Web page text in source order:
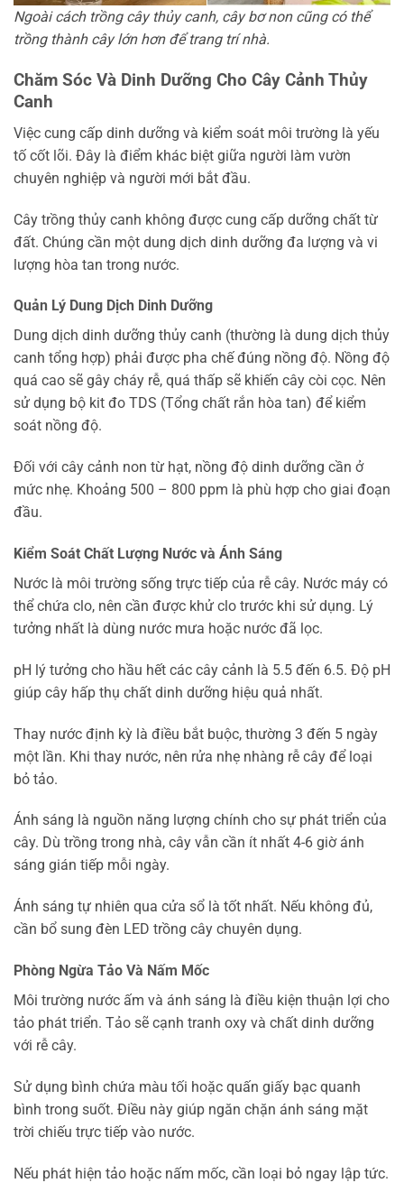
Ngoài cách trồng cây thủy canh, cây bơ non cũng có thể
trồng thành cây lớn hơn để trang trí nhà.
Chăm Sóc Và Dinh Dưỡng Cho Cây Cảnh Thủy
Canh
Việc cung cấp dinh dưỡng và kiểm soát môi trường là yếu
tố cốt lõi. Đây là điểm khác biệt giữa người làm vườn
chuyên nghiệp và người mới bắt đầu.
Cây trồng thủy canh không được cung cấp dưỡng chất từ
đất. Chúng cần một dung dịch dinh dưỡng đa lượng và vi
lượng hòa tan trong nước.
Quản Lý Dung Dịch Dinh Dưỡng
Dung dịch dinh dưỡng thủy canh (thường là dung dịch thủy
canh tổng hợp) phải được pha chế đúng nồng độ. Nồng độ
quá cao sẽ gây cháy rễ, quá thấp sẽ khiến cây còi cọc. Nên
sử dụng bộ kit đo TDS (Tổng chất rắn hòa tan) để kiểm
soát nồng độ.
Đối với cây cảnh non từ hạt, nồng độ dinh dưỡng cần ở
mức nhẹ. Khoảng 500 – 800 ppm là phù hợp cho giai đoạn
đầu.
Kiểm Soát Chất Lượng Nước và Ánh Sáng
Nước là môi trường sống trực tiếp của rễ cây. Nước máy có
thể chứa clo, nên cần được khử clo trước khi sử dụng. Lý
tưởng nhất là dùng nước mưa hoặc nước đã lọc.
pH lý tưởng cho hầu hết các cây cảnh là 5.5 đến 6.5. Độ pH
giúp cây hấp thụ chất dinh dưỡng hiệu quả nhất.
Thay nước định kỳ là điều bắt buộc, thường 3 đến 5 ngày
một lần. Khi thay nước, nên rửa nhẹ nhàng rễ cây để loại
bỏ tảo.
Ánh sáng là nguồn năng lượng chính cho sự phát triển của
cây. Dù trồng trong nhà, cây vẫn cần ít nhất 4-6 giờ ánh
sáng gián tiếp mỗi ngày.
Ánh sáng tự nhiên qua cửa sổ là tốt nhất. Nếu không đủ,
cần bổ sung đèn LED trồng cây chuyên dụng.
Phòng Ngừa Tảo Và Nấm Mốc
Môi trường nước ấm và ánh sáng là điều kiện thuận lợi cho
tảo phát triển. Tảo sẽ cạnh tranh oxy và chất dinh dưỡng
với rễ cây.
Sử dụng bình chứa màu tối hoặc quấn giấy bạc quanh
bình trong suốt. Điều này giúp ngăn chặn ánh sáng mặt
trời chiếu trực tiếp vào nước.
Nếu phát hiện tảo hoặc nấm mốc, cần loại bỏ ngay lập tức.